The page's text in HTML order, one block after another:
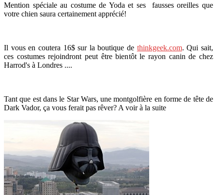
Mention spéciale au costume de Yoda et ses fausses oreilles que
votre chien saura certainement apprécié!
Il vous en coutera 16$ sur la boutique de thinkgeek.com. Qui sait,
ces costumes rejoindront peut être bientôt le rayon canin de chez
Harrod's à Londres ....
Tant que est dans le Star Wars, une montgolfière en forme de tête de
Dark Vador, ça vous ferait pas rêver? A voir à la suite